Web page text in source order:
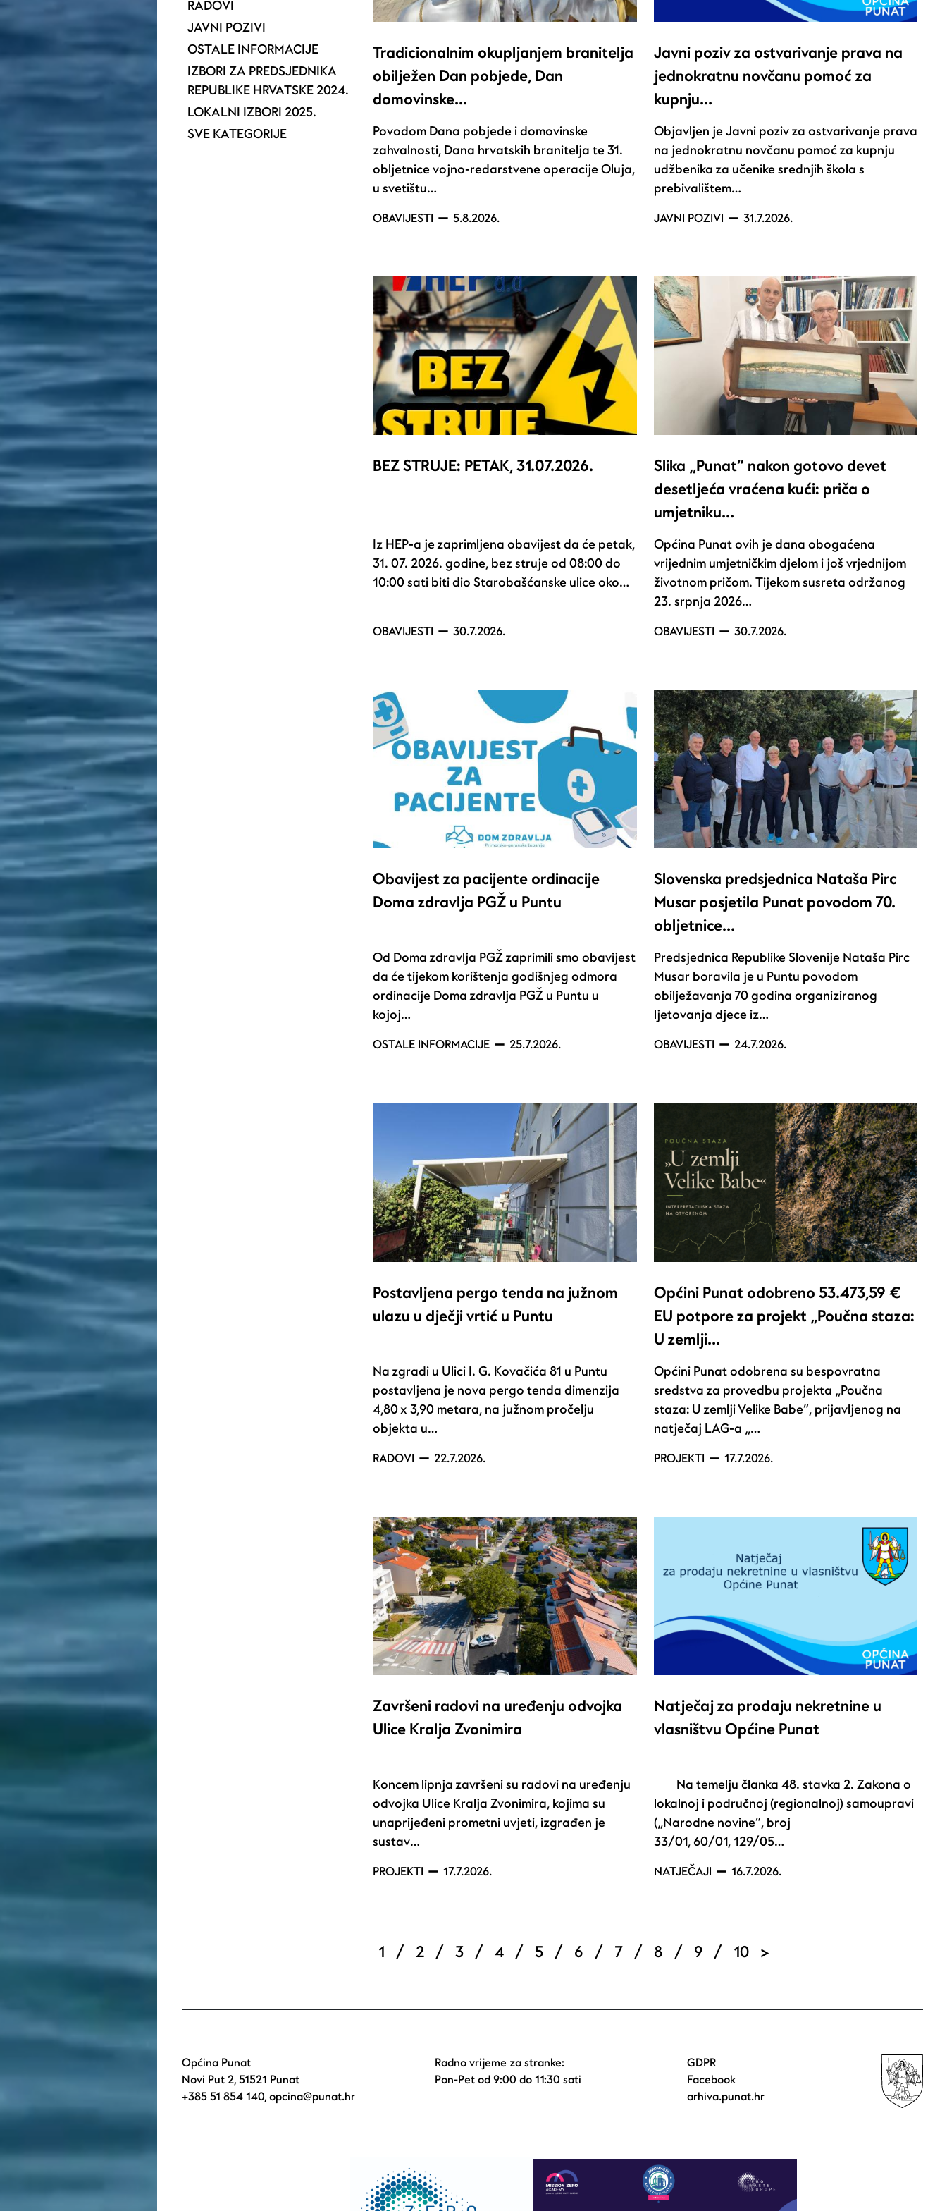
RADOVI
JAVNI POZIVI
OSTALE INFORMACIJE
IZBORI ZA PREDSJEDNIKA
REPUBLIKE HRVATSKE 2024.
LOKALNI IZBORI 2025.
SVE KATEGORIJE
Tradicionalnim okupljanjem branitelja
obilježen Dan pobjede, Dan
domovinske…
Povodom Dana pobjede i domovinske
zahvalnosti, Dana hrvatskih branitelja te 31.
obljetnice vojno-redarstvene operacije Oluja,
u svetištu…
OBAVIJESTI 5.8.2026.
Javni poziv za ostvarivanje prava na
jednokratnu novčanu pomoć za
kupnju…
Objavljen je Javni poziv za ostvarivanje prava
na jednokratnu novčanu pomoć za kupnju
udžbenika za učenike srednjih škola s
prebivalištem…
JAVNI POZIVI 31.7.2026.
BEZ STRUJE: PETAK, 31.07.2026.
Iz HEP-a je zaprimljena obavijest da će petak,
31. 07. 2026. godine, bez struje od 08:00 do
10:00 sati biti dio Starobašćanske ulice oko…
OBAVIJESTI 30.7.2026.
Slika „Punat“ nakon gotovo devet
desetljeća vraćena kući: priča o
umjetniku…
Općina Punat ovih je dana obogaćena
vrijednim umjetničkim djelom i još vrjednijom
životnom pričom. Tijekom susreta održanog
23. srpnja 2026…
OBAVIJESTI 30.7.2026.
Obavijest za pacijente ordinacije
Doma zdravlja PGŽ u Puntu
Od Doma zdravlja PGŽ zaprimili smo obavijest
da će tijekom korištenja godišnjeg odmora
ordinacije Doma zdravlja PGŽ u Puntu u
kojoj…
OSTALE INFORMACIJE 25.7.2026.
Slovenska predsjednica Nataša Pirc
Musar posjetila Punat povodom 70.
obljetnice…
Predsjednica Republike Slovenije Nataša Pirc
Musar boravila je u Puntu povodom
obilježavanja 70 godina organiziranog
ljetovanja djece iz…
OBAVIJESTI 24.7.2026.
Postavljena pergo tenda na južnom
ulazu u dječji vrtić u Puntu
Na zgradi u Ulici I. G. Kovačića 81 u Puntu
postavljena je nova pergo tenda dimenzija
4,80 x 3,90 metara, na južnom pročelju
objekta u…
RADOVI 22.7.2026.
Općini Punat odobreno 53.473,59 €
EU potpore za projekt „Poučna staza:
U zemlji…
Općini Punat odobrena su bespovratna
sredstva za provedbu projekta „Poučna
staza: U zemlji Velike Babe“, prijavljenog na
natječaj LAG-a „…
PROJEKTI 17.7.2026.
Završeni radovi na uređenju odvojka
Ulice Kralja Zvonimira
Koncem lipnja završeni su radovi na uređenju
odvojka Ulice Kralja Zvonimira, kojima su
unaprijeđeni prometni uvjeti, izgrađen je
sustav…
PROJEKTI 17.7.2026.
Natječaj za prodaju nekretnine u
vlasništvu Općine Punat
Na temelju članka 48. stavka 2. Zakona o
lokalnoj i područnoj (regionalnoj) samoupravi
(„Narodne novine“, broj
33/01, 60/01, 129/05…
NATJEČAJI 16.7.2026.
Pagination
Current page
1 / Page
2 / Page
3 / Page
4 / Page
5 / Page
6 / Page
7 / Page
8 / Page
9 / Page
10 Next page
>
Općina Punat
Novi Put 2, 51521 Punat
+385 51 854 140,opcina@punat.hr
Radno vrijeme za stranke:
Pon-Pet od 9:00 do 11:30 sati
GDPR
Facebook
arhiva.punat.hr